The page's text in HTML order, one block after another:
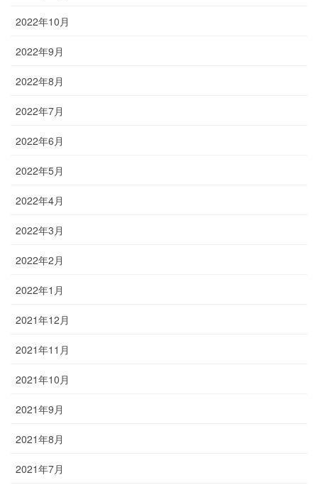
2022年10月
2022年9月
2022年8月
2022年7月
2022年6月
2022年5月
2022年4月
2022年3月
2022年2月
2022年1月
2021年12月
2021年11月
2021年10月
2021年9月
2021年8月
2021年7月